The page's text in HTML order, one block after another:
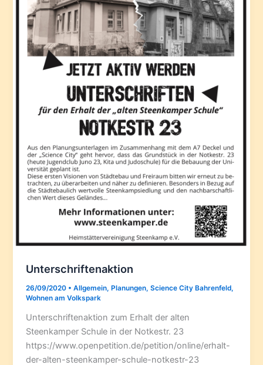
Unterschriftenaktion
26/09/2020 •Allgemein,Planungen,Science City Bahrenfeld,
Wohnen am Volkspark
Unterschriftenaktion zum Erhalt der alten
Steenkamper Schule in der Notkestr. 23
https://www.openpetition.de/petition/online/erhalt-
der-alten-steenkamper-schule-notkestr-23